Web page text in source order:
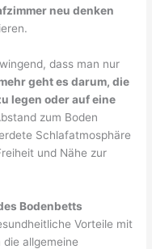
neu denken
dass man nur
geht es darum, die
legen oder auf eine
zum Boden
Schlafatmosphäre
und Nähe zur
Bodenbetts
Vorteile mit
allgemeine